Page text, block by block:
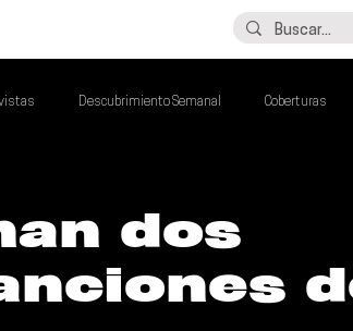
Descubrimiento Semanal Coberturas
Mexa Semanal Álbumes de la Semana
dos